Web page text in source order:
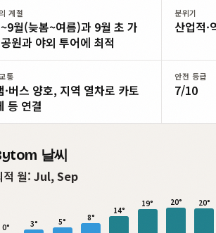
계절
월(늦봄~여름)과 9월 초 가
원과 야외 투어에 최적
분위기
산업적·
통
·버스 양호, 지역 열차로 카토
등 연결
안전 등급
7/10
날씨
적 월: Jul, Sep
0° 3° 5° 8°
14°
19° 20° 20°